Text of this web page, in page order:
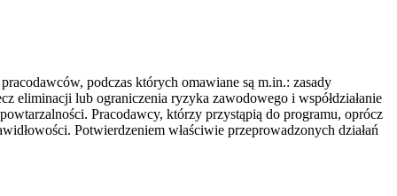
podczas których omawiane są m.in.: zasady
eliminacji lub ograniczenia ryzyka zawodowego i współdziałanie
Pracodawcy, którzy przystąpią do programu, oprócz
Potwierdzeniem właściwie przeprowadzonych działań